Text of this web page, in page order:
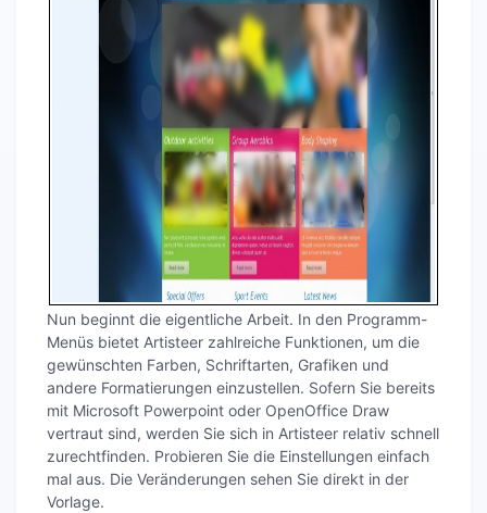
Nun beginnt die eigentliche Arbeit. In den Programm-
Menüs bietet Artisteer zahlreiche Funktionen, um die
gewünschten Farben, Schriftarten, Grafiken und
andere Formatierungen einzustellen. Sofern Sie bereits
mit Microsoft Powerpoint oder OpenOffice Draw
vertraut sind, werden Sie sich in Artisteer relativ schnell
zurechtfinden. Probieren Sie die Einstellungen einfach
mal aus. Die Veränderungen sehen Sie direkt in der
Vorlage.